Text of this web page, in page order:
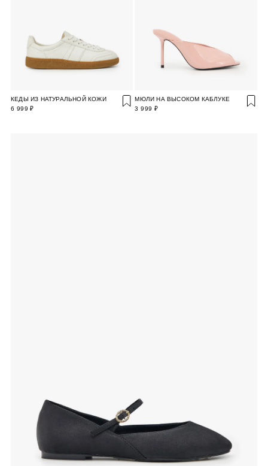
КЕДЫ ИЗ НАТУРАЛЬНОЙ КОЖИ
6 999 ₽
МЮЛИ НА ВЫСОКОМ КАБЛУКЕ
3 999 ₽